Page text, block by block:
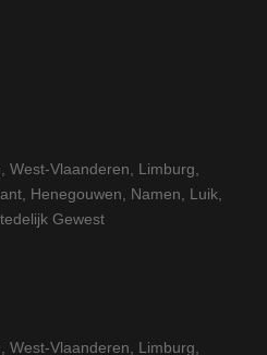
West-Vlaanderen Limburg
Henegouwen Namen Luik
Gewest
West-Vlaanderen Limburg